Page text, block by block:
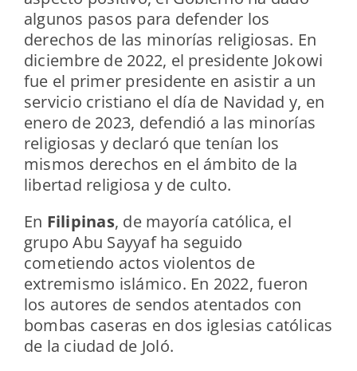
algunos pasos para defender los
derechos de las minorías religiosas. En
diciembre de 2022, el presidente Jokowi
fue el primer presidente en asistir a un
servicio cristiano el día de Navidad y, en
enero de 2023, defendió a las minorías
religiosas y declaró que tenían los
mismos derechos en el ámbito de la
libertad religiosa y de culto.
En Filipinas, de mayoría católica, el
grupo Abu Sayyaf ha seguido
cometiendo actos violentos de
extremismo islámico. En 2022, fueron
los autores de sendos atentados con
bombas caseras en dos iglesias católicas
de la ciudad de Joló.